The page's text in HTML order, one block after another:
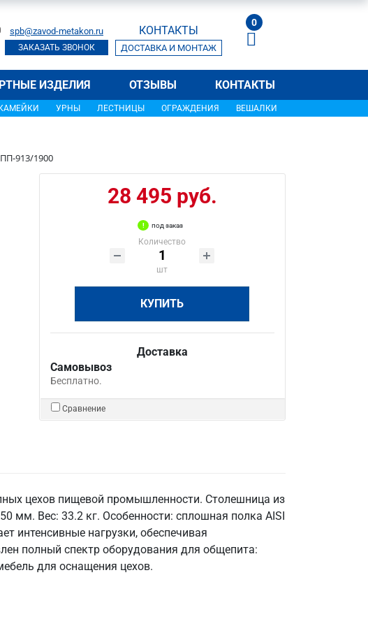
spb@zavod-metakon.ru
ЗАКАЗАТЬ ЗВОНОК
КОНТАКТЫ
ДОСТАВКА И МОНТАЖ
0
ИЗДЕЛИЯ ОТЗЫВЫ КОНТАКТЫ
УРНЫ ЛЕСТНИЦЫ ОГРАЖДЕНИЯ ВЕШАЛКИ
913/1900
28 495 руб.
под заказ
Количество
шт
КУПИТЬ
Доставка
Самовывоз
Бесплатно.
Сравнение
цехов пищевой промышленности. Столешница из
мм. Вес: 33.2 кг. Особенности: сплошная полка AISI
интенсивные нагрузки, обеспечивая
полный спектр оборудования для общепита:
для оснащения цехов.